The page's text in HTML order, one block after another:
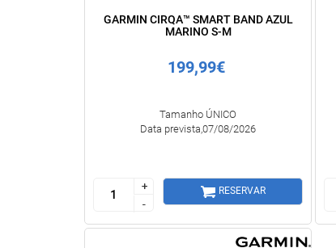
GARMIN CIRQA™ SMART BAND AZUL
MARINO S-M
199,99€
Tamanho ÚNICO
Data prevista,07/08/2026
+
-
+
-
RESERVAR